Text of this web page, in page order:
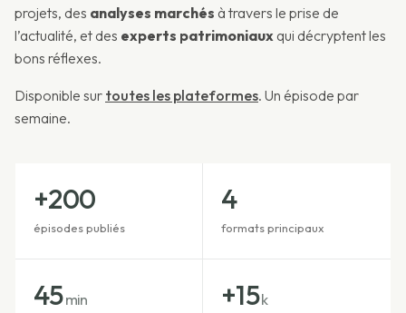
projets, des analyses marchés à travers le prise de
l’actualité, et des experts patrimoniaux qui décryptent les
bons réflexes.
Disponible sur toutes les plateformes. Un épisode par
semaine.
+200
épisodes publiés
4
formats principaux
45min +15k